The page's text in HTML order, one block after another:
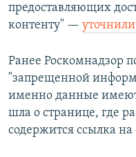
предоставляющих
контенту" — уточнили
Ранее Роскомнадзор
"запрещенной
именно данные
шла о странице, где
содержится ссылка